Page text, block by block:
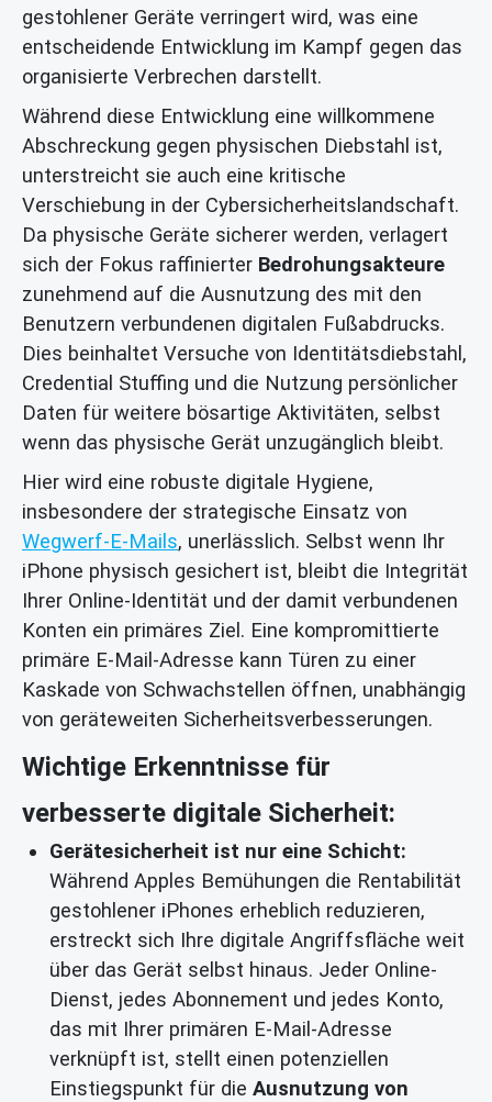
gestohlener Geräte verringert wird, was eine
entscheidende Entwicklung im Kampf gegen das
organisierte Verbrechen darstellt.
Während diese Entwicklung eine willkommene
Abschreckung gegen physischen Diebstahl ist,
unterstreicht sie auch eine kritische
Verschiebung in der Cybersicherheitslandschaft.
Da physische Geräte sicherer werden, verlagert
sich der Fokus raffinierter Bedrohungsakteure
zunehmend auf die Ausnutzung des mit den
Benutzern verbundenen digitalen Fußabdrucks.
Dies beinhaltet Versuche von Identitätsdiebstahl,
Credential Stuffing und die Nutzung persönlicher
Daten für weitere bösartige Aktivitäten, selbst
wenn das physische Gerät unzugänglich bleibt.
Hier wird eine robuste digitale Hygiene,
insbesondere der strategische Einsatz von
Wegwerf-E-Mails, unerlässlich. Selbst wenn Ihr
iPhone physisch gesichert ist, bleibt die Integrität
Ihrer Online-Identität und der damit verbundenen
Konten ein primäres Ziel. Eine kompromittierte
primäre E-Mail-Adresse kann Türen zu einer
Kaskade von Schwachstellen öffnen, unabhängig
von geräteweiten Sicherheitsverbesserungen.
Wichtige Erkenntnisse für
verbesserte digitale Sicherheit:
Gerätesicherheit ist nur eine Schicht:
Während Apples Bemühungen die Rentabilität
gestohlener iPhones erheblich reduzieren,
erstreckt sich Ihre digitale Angriffsfläche weit
über das Gerät selbst hinaus. Jeder Online-
Dienst, jedes Abonnement und jedes Konto,
das mit Ihrer primären E-Mail-Adresse
verknüpft ist, stellt einen potenziellen
Einstiegspunkt für die Ausnutzung von